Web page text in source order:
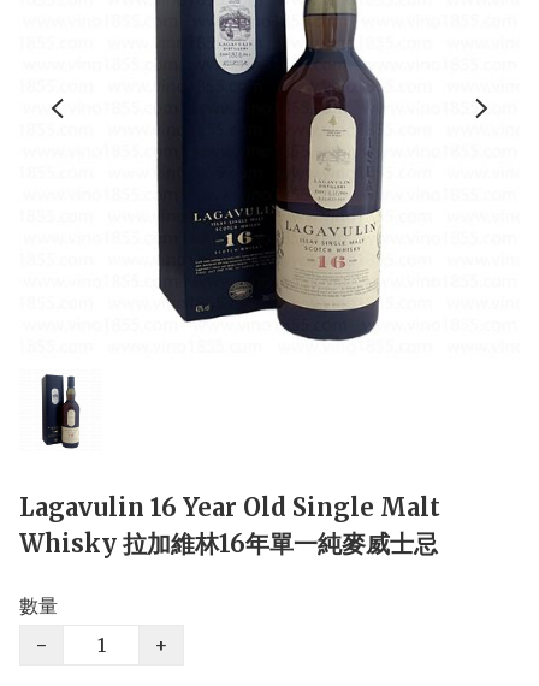
Lagavulin 16 Year Old Single Malt
Whisky 拉加維林16年單一純麥威士忌
數量
−
+